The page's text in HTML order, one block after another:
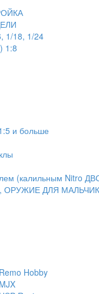
1/18, 1/24
1:8
и больше
(калильным Nitro
ОРУЖИЕ ДЛЯ
Hobby